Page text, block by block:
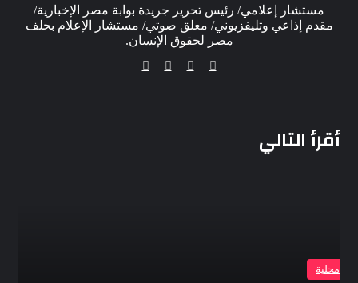
مستشار إعلامي/ رئيس تحرير جريدة بوابة مصر الإخبارية/
مقدم إذاعي وتليفزيوني/ معلق صوتي/ مستشار الإعلام بحلف
مصر لحقوق الإنسان.
موقع فيسبوك
أقرأ التالي
محلية